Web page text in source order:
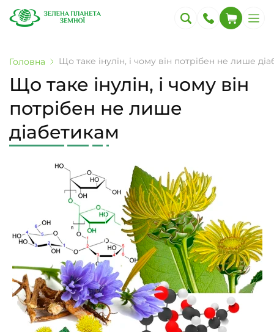
Головна Що таке інулін, і чому він потрібен не лише
Що таке інулін, і чому він
потрібен не лише
діабетикам